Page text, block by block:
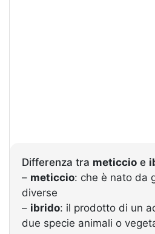
Differenza tra meticcio e
– meticcio: che è nato da
diverse
– ibrido: il prodotto di un
due specie animali o